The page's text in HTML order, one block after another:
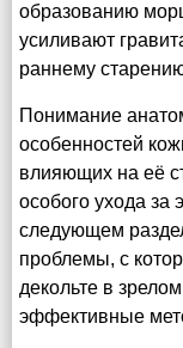
образованию
усиливают
раннему
Понимание
особенностей
влияющих на её
особого ухода за
следующем
проблемы, с
декольте в
эффективные